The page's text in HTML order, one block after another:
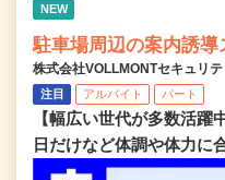
NEW
駐車場周辺の案内誘導
株式会社VOLLMONTセキュリ
注目 アルバイト パート
【幅広い世代が多数活
日だけなど体調や体力に